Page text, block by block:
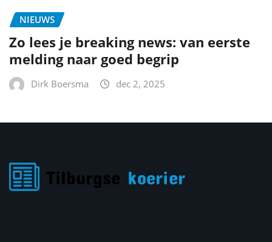
NIEUWS
Zo lees je breaking news: van eerste
melding naar goed begrip
Dirk Boersma dec 2, 2025